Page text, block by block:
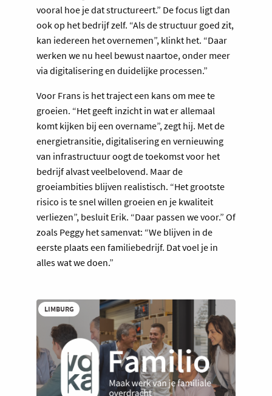
vooral hoe je dat structureert.” De focus ligt dan
ook op het bedrijf zelf. “Als de structuur goed zit,
kan iedereen het overnemen”, klinkt het. “Daar
werken we nu heel bewust naartoe, onder meer
via digitalisering en duidelijke processen.”
Voor Frans is het traject een kans om mee te
groeien. “Het geeft inzicht in wat er allemaal
komt kijken bij een overname”, zegt hij. Met de
energietransitie, digitalisering en vernieuwing
van infrastructuur oogt de toekomst voor het
bedrijf alvast veelbelovend. Maar de
groeiambities blijven realistisch. “Het grootste
risico is te snel willen groeien en je kwaliteit
verliezen”, besluit Erik. “Daar passen we voor.” Of
zoals Peggy het samenvat: “We blijven in de
eerste plaats een familiebedrijf. Dat voel je in
alles wat we doen.”
LIMBURG